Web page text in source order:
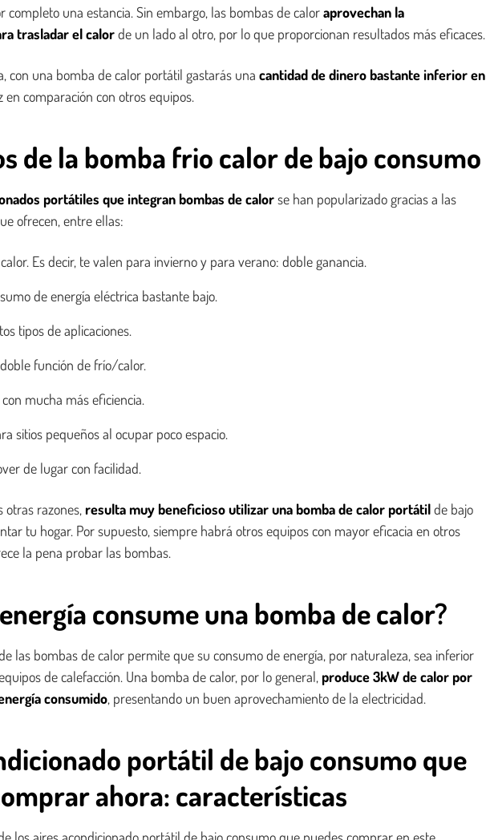
completo una estancia. Sin embargo, las bombas de caloraprovechan la
trasladar el calorde un lado al otro, por lo que proporcionan resultados más eficaces.
con una bomba de calor portátil gastarás una cantidad de dinero bastante inferior en
en comparación con otros equipos.
de la bomba frio calor de bajo consumo
portátiles que integran bombas de calorse han popularizado gracias a las
ofrecen, entre ellas:
Es decir, te valen para invierno y para verano: doble ganancia.
de energía eléctrica bastante bajo.
tipos de aplicaciones.
función de frío/calor.
mucha más eficiencia.
sitios pequeños al ocupar poco espacio.
de lugar con facilidad.
otras razones, resulta muy beneficioso utilizar una bomba de calor portátilde bajo
tu hogar. Por supuesto, siempre habrá otros equipos con mayor eficacia en otros
la pena probar las bombas.
consume una bomba de calor?
las bombas de calor permite que su consumo de energía, por naturaleza, sea inferior
de calefacción. Una bomba de calor, por lo general, produce 3kW de calor por
consumido, presentando un buen aprovechamiento de la electricidad.
portátil de bajo consumo que
ahora: características
los aires acondicionado portátil de bajo consumo que puedes comprar en este